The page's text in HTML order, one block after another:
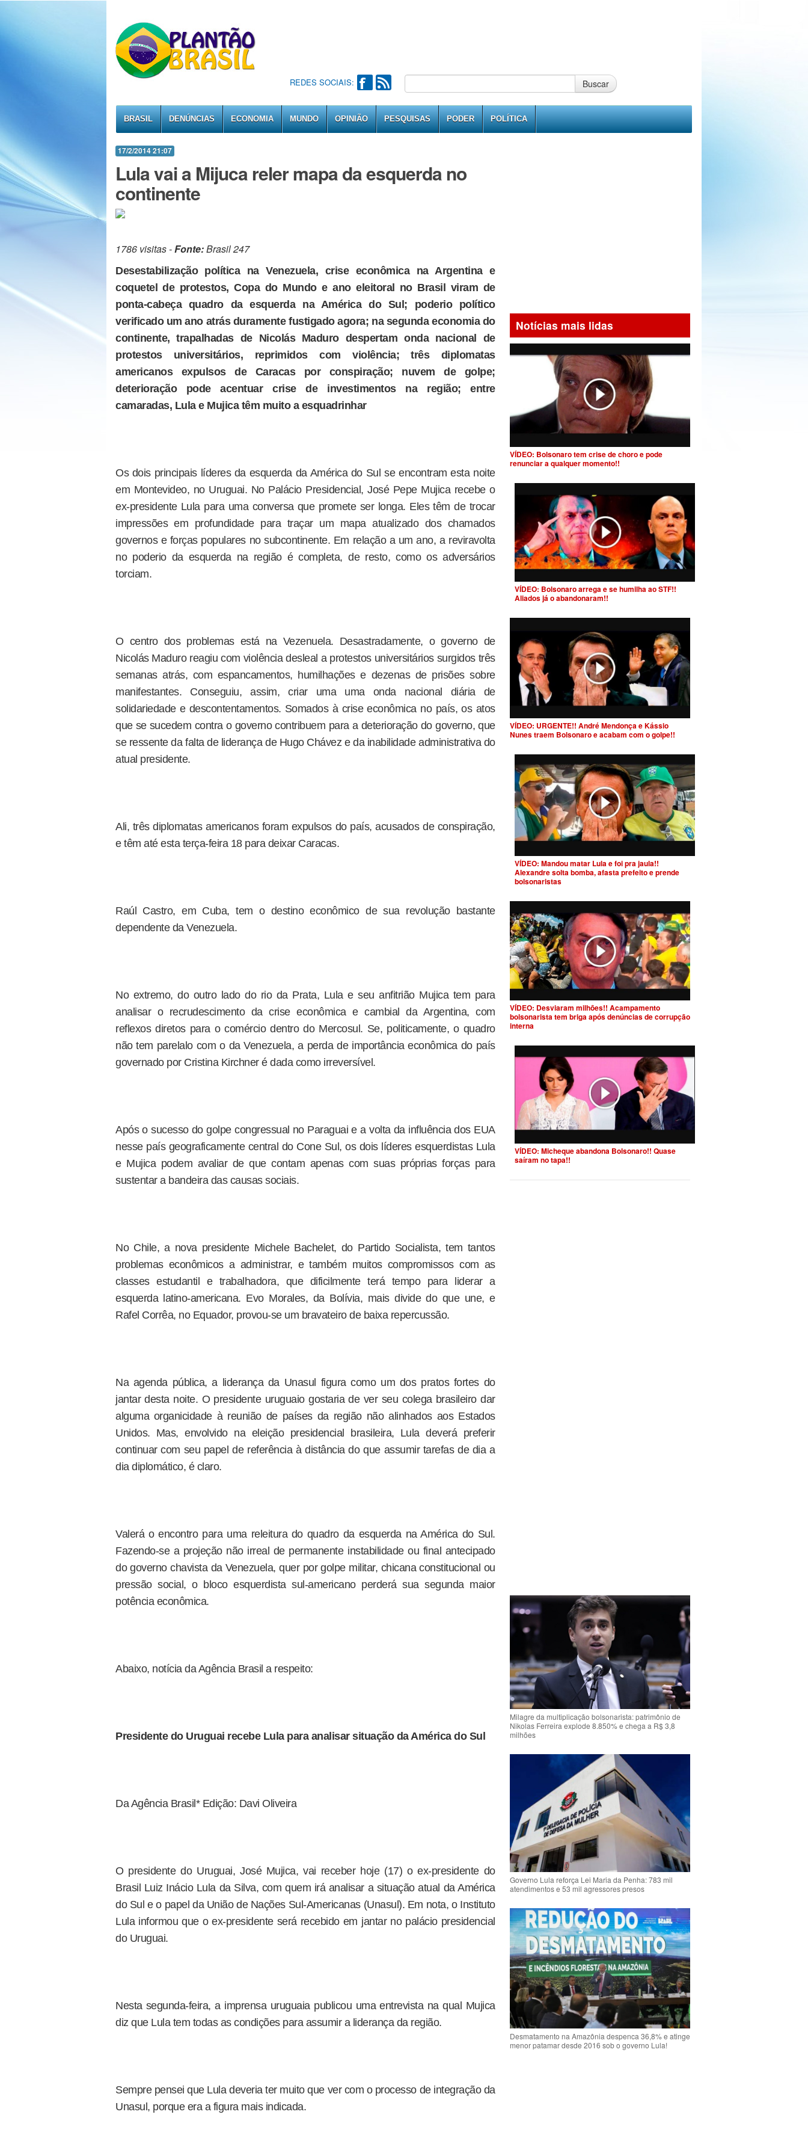
REDES SOCIAIS: Buscar
BRASIL DENÚNCIAS ECONOMIA MUNDO OPINIÃO PESQUISAS PODER POLÍTICA
17/2/2014 21:07
Lula vai a Mijuca reler mapa da esquerda no
continente
1786 visitas -Fonte:Brasil 247
Desestabilização política na Venezuela, crise econômica na Argentina e
coquetel de protestos, Copa do Mundo e ano eleitoral no Brasil viram de
ponta-cabeça quadro da esquerda na América do Sul; poderio político
verificado um ano atrás duramente fustigado agora; na segunda economia do
continente, trapalhadas de Nicolás Maduro despertam onda nacional de
protestos universitários, reprimidos com violência; três diplomatas
americanos expulsos de Caracas por conspiração; nuvem de golpe;
deterioração pode acentuar crise de investimentos na região; entre
camaradas, Lula e Mujica têm muito a esquadrinhar
Os dois principais líderes da esquerda da América do Sul se encontram esta noite
em Montevideo, no Uruguai. No Palácio Presidencial, José Pepe Mujica recebe o
ex-presidente Lula para uma conversa que promete ser longa. Eles têm de trocar
impressões em profundidade para traçar um mapa atualizado dos chamados
governos e forças populares no subcontinente. Em relação a um ano, a reviravolta
no poderio da esquerda na região é completa, de resto, como os adversários
torciam.
O centro dos problemas está na Vezenuela. Desastradamente, o governo de
Nicolás Maduro reagiu com violência desleal a protestos universitários surgidos três
semanas atrás, com espancamentos, humilhações e dezenas de prisões sobre
manifestantes. Conseguiu, assim, criar uma uma onda nacional diária de
solidariedade e descontentamentos. Somados à crise econômica no país, os atos
que se sucedem contra o governo contribuem para a deterioração do governo, que
se ressente da falta de liderança de Hugo Chávez e da inabilidade administrativa do
atual presidente.
Ali, três diplomatas americanos foram expulsos do país, acusados de conspiração,
e têm até esta terça-feira 18 para deixar Caracas.
Raúl Castro, em Cuba, tem o destino econômico de sua revolução bastante
dependente da Venezuela.
No extremo, do outro lado do rio da Prata, Lula e seu anfitrião Mujica tem para
analisar o recrudescimento da crise econômica e cambial da Argentina, com
reflexos diretos para o comércio dentro do Mercosul. Se, politicamente, o quadro
não tem parelalo com o da Venezuela, a perda de importância econômica do país
governado por Cristina Kirchner é dada como irreversível.
Após o sucesso do golpe congressual no Paraguai e a volta da influência dos EUA
nesse país geograficamente central do Cone Sul, os dois líderes esquerdistas Lula
e Mujica podem avaliar de que contam apenas com suas próprias forças para
sustentar a bandeira das causas sociais.
No Chile, a nova presidente Michele Bachelet, do Partido Socialista, tem tantos
problemas econômicos a administrar, e também muitos compromissos com as
classes estudantil e trabalhadora, que dificilmente terá tempo para liderar a
esquerda latino-americana. Evo Morales, da Bolívia, mais divide do que une, e
Rafel Corrêa, no Equador, provou-se um bravateiro de baixa repercussão.
Na agenda pública, a liderança da Unasul figura como um dos pratos fortes do
jantar desta noite. O presidente uruguaio gostaria de ver seu colega brasileiro dar
alguma organicidade à reunião de países da região não alinhados aos Estados
Unidos. Mas, envolvido na eleição presidencial brasileira, Lula deverá preferir
continuar com seu papel de referência à distância do que assumir tarefas de dia a
dia diplomático, é claro.
Valerá o encontro para uma releitura do quadro da esquerda na América do Sul.
Fazendo-se a projeção não irreal de permanente instabilidade ou final antecipado
do governo chavista da Venezuela, quer por golpe militar, chicana constitucional ou
pressão social, o bloco esquerdista sul-americano perderá sua segunda maior
potência econômica.
Abaixo, notícia da Agência Brasil a respeito:
Presidente do Uruguai recebe Lula para analisar situação da América do Sul
Da Agência Brasil* Edição: Davi Oliveira
O presidente do Uruguai, José Mujica, vai receber hoje (17) o ex-presidente do
Brasil Luiz Inácio Lula da Silva, com quem irá analisar a situação atual da América
do Sul e o papel da União de Nações Sul-Americanas (Unasul). Em nota, o Instituto
Lula informou que o ex-presidente será recebido em jantar no palácio presidencial
do Uruguai.
Nesta segunda-feira, a imprensa uruguaia publicou uma entrevista na qual Mujica
diz que Lula tem todas as condições para assumir a liderança da região.
Sempre pensei que Lula deveria ter muito que ver com o processo de integração da
Unasul, porque era a figura mais indicada.
Notícias mais lidas
VÍDEO: Bolsonaro tem crise de choro e pode
renunciar a qualquer momento!!
VÍDEO: Bolsonaro arrega e se humilha ao STF!!
Aliados já o abandonaram!!
VÍDEO: URGENTE!! André Mendonça e Kássio
Nunes traem Bolsonaro e acabam com o golpe!!
VÍDEO: Mandou matar Lula e foi pra jaula!!
Alexandre solta bomba, afasta prefeito e prende
bolsonaristas
VÍDEO: Desviaram milhões!! Acampamento
bolsonarista tem briga após denúncias de corrupção
interna
VÍDEO: Micheque abandona Bolsonaro!! Quase
saíram no tapa!!
Milagre da multiplicação bolsonarista: patrimônio de
Nikolas Ferreira explode 8.850% e chega a R$ 3,8
milhões
Governo Lula reforça Lei Maria da Penha: 783 mil
atendimentos e 53 mil agressores presos
Desmatamento na Amazônia despenca 36,8% e atinge
menor patamar desde 2016 sob o governo Lula!